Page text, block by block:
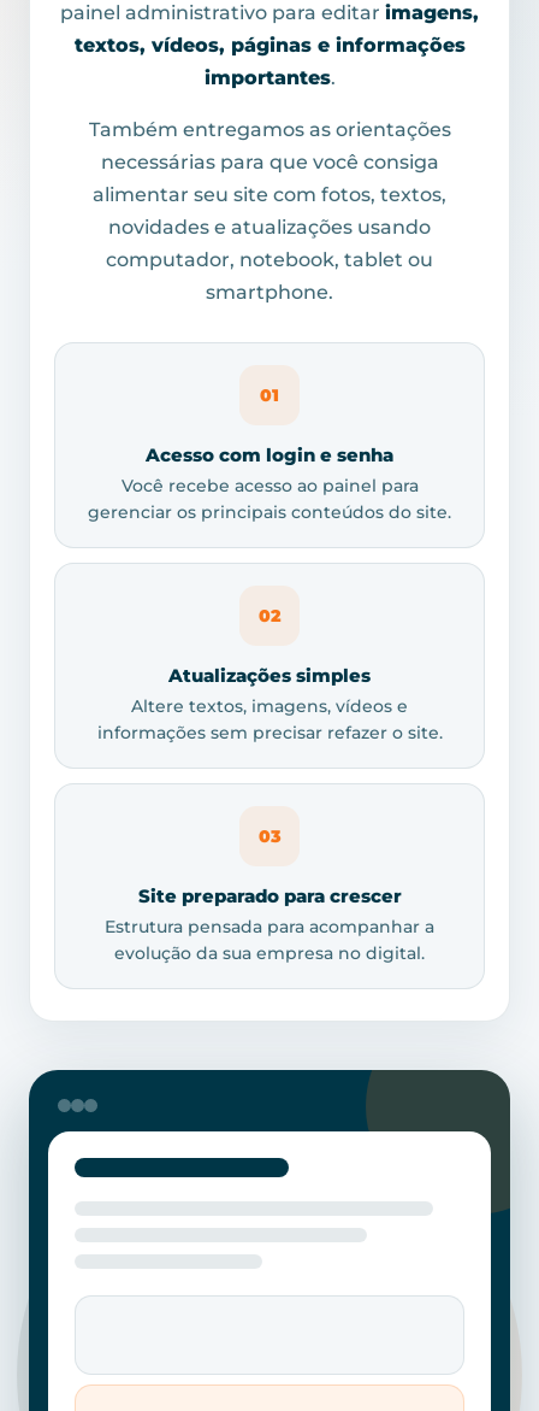
painel administrativo para editar imagens,
textos, vídeos, páginas e informações
importantes.
Também entregamos as orientações
necessárias para que você consiga
alimentar seu site com fotos, textos,
novidades e atualizações usando
computador, notebook, tablet ou
smartphone.
01
Acesso com login e senha
Você recebe acesso ao painel para
gerenciar os principais conteúdos do site.
02
Atualizações simples
Altere textos, imagens, vídeos e
informações sem precisar refazer o site.
03
Site preparado para crescer
Estrutura pensada para acompanhar a
evolução da sua empresa no digital.